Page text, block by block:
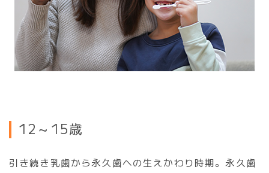
12～15歳
引き続き乳歯から永久歯への生えかわり時期。永久歯